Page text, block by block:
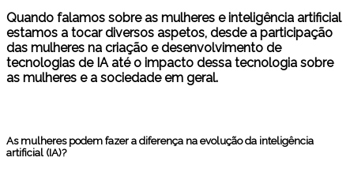
Quando falamos sobre as mulheres e inteligência artificial
estamos a tocar diversos aspetos, desde a participação
das mulheres na criação e desenvolvimento de
tecnologias de IA até o impacto dessa tecnologia sobre
as mulheres e a sociedade em geral.
As mulheres podem fazer a diferença na evolução da inteligência
artificial (IA)?